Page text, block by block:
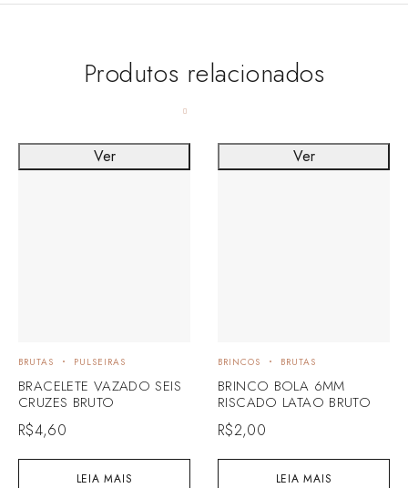
Produtos relacionados
LEIA MAIS
BRUTAS PULSEIRAS
BRACELETE VAZADO SEIS
CRUZES BRUTO
R$4,60
Ver
LEIA MAIS
BRINCOS BRUTAS
BRINCO BOLA 6MM
RISCADO LATAO BRUTO
R$2,00
Ver